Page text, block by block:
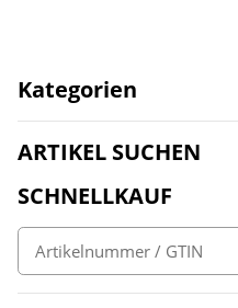
Kategorien
ARTIKEL SUCHEN
SCHNELLKAUF